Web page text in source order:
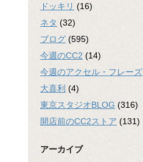
ドッキリ (16)
ネタ (32)
ブログ (595)
今週のCC2 (14)
今週のアクセル・フレーズ
大喜利 (4)
東京スタジオBLOG (316)
開店前のCC2ストア (131)
アーカイブ